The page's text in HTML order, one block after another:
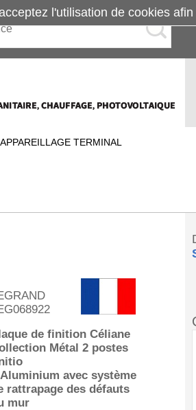
APPAREILLAGE TERMINAL
de finition Céliane
Métal 2 postes
avec système
rattrapage des défauts
mur
l'utilisation de cookies